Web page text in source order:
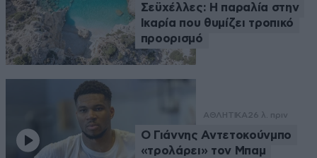
Σεϋχέλλες: Η παραλία στην
Ικαρία που θυμίζει τροπικό
προορισμό
ΑΘΛΗΤΙΚΑ26 λ. πριν
Ο Γιάννης Αντετοκούνμπο
«τρολάρει» τον Μπαμ